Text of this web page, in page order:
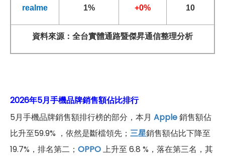
realme 1% +0% 10
資料來源：全台實體通路暨傑昇通信整理分析
2026年5月手機品牌銷售額佔比排行
5月手機品牌銷售額排行榜的部分，本月 Apple銷售額佔
比升至59.9% ，依然是斷檔領先； 三星銷售額佔比下降至
19.7%，排名第二； OPPO上升至 6.8 %，落在第三名，其